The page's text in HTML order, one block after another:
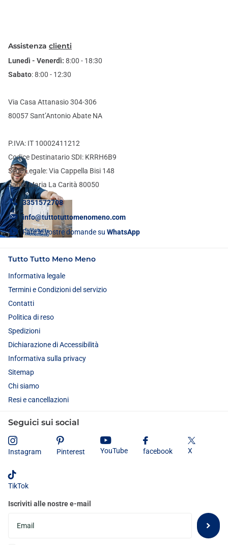
Assistenza clienti
Lunedì - Venerdì: 8:00 - 18:30
Sabato: 8:00 - 12:30
Via Casa Attanasio 304-306
80057 Sant’Antonio Abate NA
P.IVA: IT 10002411212
Codice Destinatario SDI: KRRH6B9
Sede Legale: Via Cappella Bisi 148
Santa Maria La Carità 80050
3351572708
info@tuttotuttomenomeno.com
Fate le vostre domande su WhatsApp
Tutto Tutto Meno Meno
Informativa legale
Termini e Condizioni del servizio
Contatti
Politica di reso
Spedizioni
Dichiarazione di Accessibilità
Informativa sulla privacy
Sitemap
Chi siamo
Resi e cancellazioni
Seguici sui social
Instagram Pinterest YouTube facebook X
TikTok
Iscriviti alle nostre e-mail